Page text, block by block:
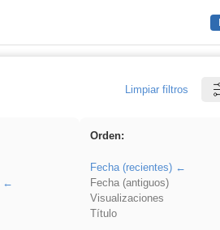
Limpiar filtros
Orden:
Fecha (recientes)
Fecha (antiguos)
Visualizaciones
Título